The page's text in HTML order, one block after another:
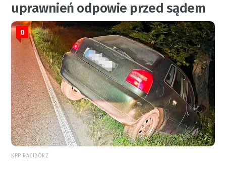
uprawnień odpowie przed sądem
0
KPP RACIBÓRZ